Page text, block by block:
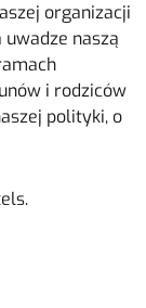
organizacji
naszą
i rodziców
polityki, o